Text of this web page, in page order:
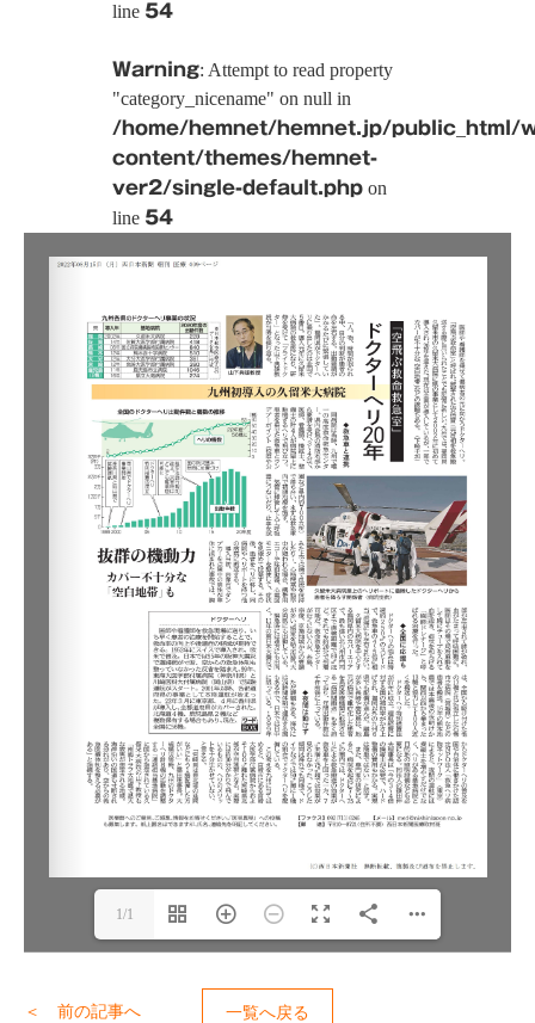
line 54
Warning: Attempt to read property
"category_nicename" on null in
/home/hemnet/hemnet.jp/public_html/
content/themes/hemnet-
ver2/single-default.php on
line 54
1/1
＜ 前の記事へ 一覧へ戻る